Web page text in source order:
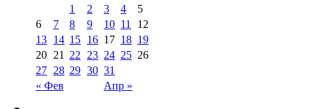
« Фев Апр »
1 2 3 4
5
6
7 8 9 10 11
12
13 14 15 16 17 18 19
20 21 22 23 24 25 26
27 28 29 30 31